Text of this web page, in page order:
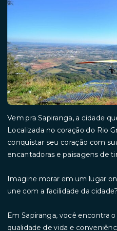
Vem pra Sapiranga, a cidade
Localizada no coração do Rio
conquistar seu coração com
encantadoras e paisagens de
Imagine morar em um lugar
une com a facilidade da cidade?
Em Sapiranga, você encontra
qualidade de vida e